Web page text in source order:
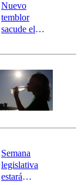
Nuevo
temblor
sacude el
revisa la
epicentro
Semana
legislativa
estará